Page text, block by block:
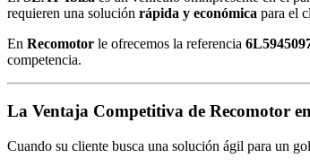
requieren una solución rápida y económica para el
En Recomotor le ofrecemos la referencia
competencia.
La Ventaja Competitiva de Recomotor
Cuando su cliente busca una solución ágil para un